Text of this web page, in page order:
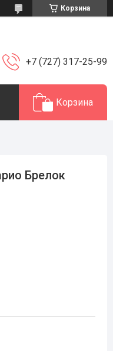
Корзина
+7 (727) 317-25-99
Корзина
Брелок